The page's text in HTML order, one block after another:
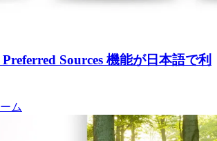
Sources 機能が日本語で利
ム